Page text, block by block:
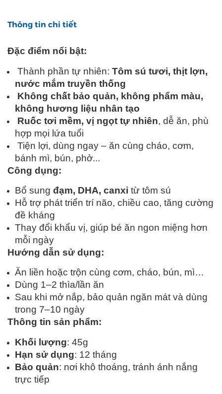
Thông tin chi tiết
Đặc điểm nổi bật:
Thành phần tự nhiên: Tôm sú tươi, thịt lợn,
nước mắm truyền thống
Không chất bảo quản, không phẩm màu,
không hương liệu nhân tạo
Ruốc tơi mềm, vị ngọt tự nhiên, dễ ăn, phù
hợp mọi lứa tuổi
Tiện lợi, dùng ngay – ăn cùng cháo, cơm,
bánh mì, bún, phở...
Công dụng:
Bổ sung đạm, DHA, canxi từ tôm sú
Hỗ trợ phát triển trí não, chiều cao, tăng cường
đề kháng
Thay đổi khẩu vị, giúp bé ăn ngon miệng hơn
mỗi ngày
Hướng dẫn sử dụng:
Ăn liền hoặc trộn cùng cơm, cháo, bún, mì…
Dùng 1–2 thìa/lần ăn
Sau khi mở nắp, bảo quản ngăn mát và dùng
trong 7–10 ngày
Thông tin sản phẩm:
Khối lượng: 45g
Hạn sử dụng: 12 tháng
Bảo quản: nơi khô thoáng, tránh ánh nắng
trực tiếp